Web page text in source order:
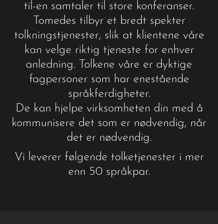
til-en samtaler til store konferanser.
Tomedes tilbyr et bredt spekter
tolkningstjenester, slik at klientene våre
kan velge riktig tjeneste for enhver
anledning. Tolkene våre er dyktige
fagpersoner som har enestående
språkferdigheter.
De kan hjelpe virksomheten din med å
kommunisere det som er nødvendig, når
det er nødvendig.
Vi leverer følgende tolketjenester i mer
enn 50 språkpar.